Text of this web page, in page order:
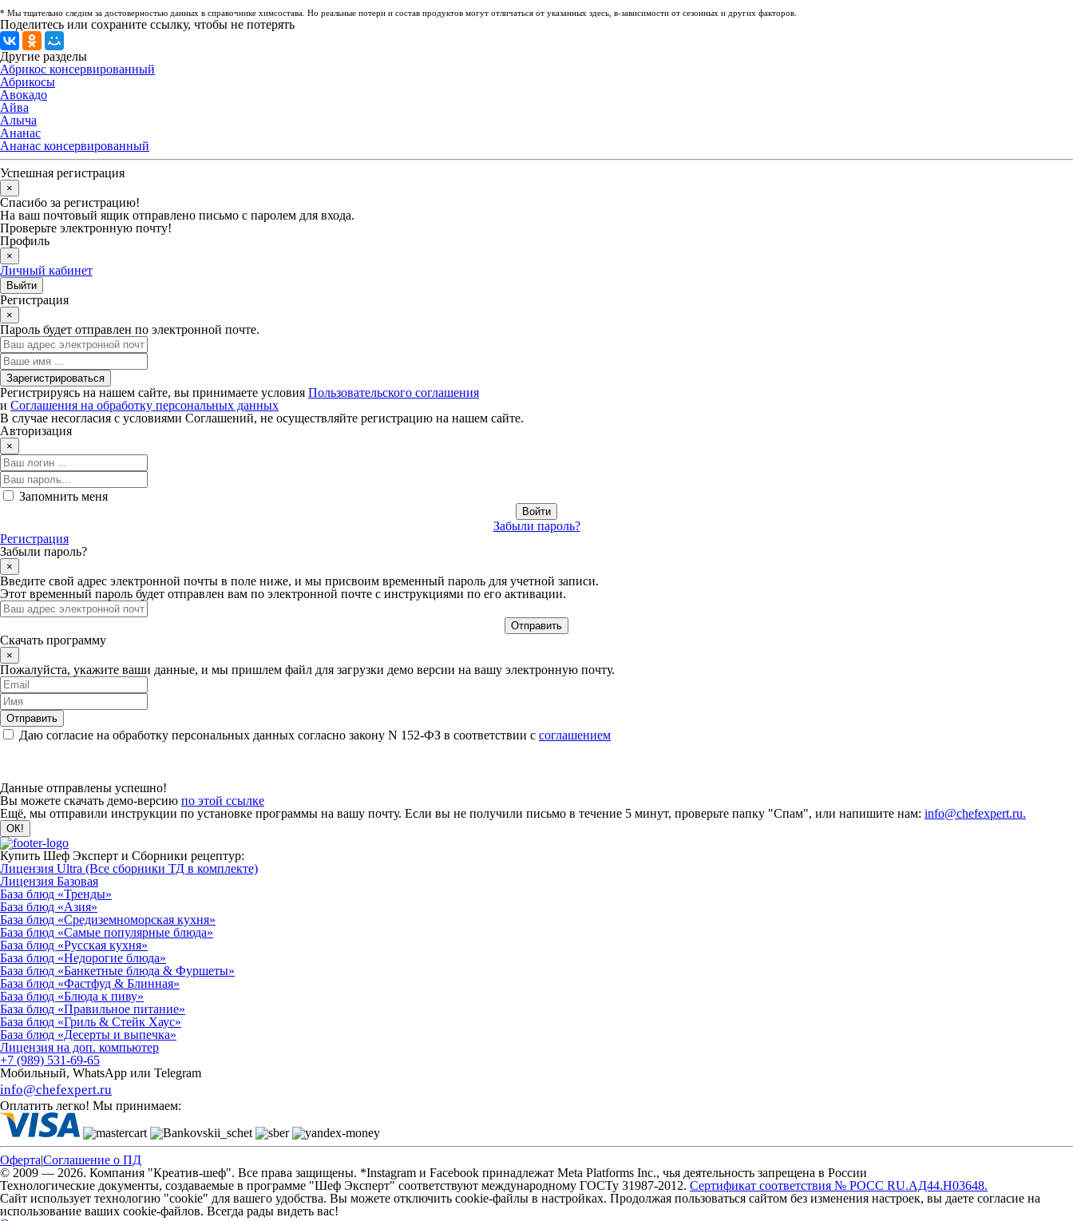
* Мы тщательно следим за достоверностью данных в справочнике химсостава. Но реальные потери и состав продуктов могут отличаться от указанных здесь, в-зависимости от сезонных и других факторов.
Поделитесь или сохраните ссылку, чтобы не потерять
Другие разделы
Абрикос консервированный
Абрикосы
Авокадо
Айва
Алыча
Ананас
Ананас консервированный
Успешная регистрация
×
Спасибо за регистрацию!
На ваш почтовый ящик отправлено письмо с паролем для входа.
Проверьте электронную почту!
Профиль
×
Личный кабинет
Регистрация
×
Пароль будет отправлен по электронной почте.
Регистрируясь на нашем сайте, вы принимаете условия Пользовательского соглашения
и Соглашения на обработку персональных данных
В случае несогласия с условиями Соглашений, не осуществляйте регистрацию на нашем сайте.
Авторизация
×
Запомнить меня
Забыли пароль?
Регистрация
Забыли пароль?
×
Введите свой адрес электронной почты в поле ниже, и мы присвоим временный пароль для учетной записи.
Этот временный пароль будет отправлен вам по электронной почте с инструкциями по его активации.
Скачать программу
×
Пожалуйста, укажите ваши данные, и мы пришлем файл для загрузки демо версии на вашу электронную почту.
Даю согласие на обработку персональных данных согласно закону N 152-ФЗ в соответствии с соглашением
Данные отправлены успешно!
Вы можете скачать демо-версию по этой ссылке
Ещё, мы отправили инструкции по установке программы на вашу почту. Если вы не получили письмо в течение 5 минут, проверьте папку "Спам", или напишите нам: info@chefexpert.ru.
Купить Шеф Эксперт и Сборники рецептур:
Лицензия Ultra (Все сборники ТД в комплекте)
Лицензия Базовая
База блюд «Тренды»
База блюд «Азия»
База блюд «Средиземноморская кухня»
База блюд «Самые популярные блюда»
База блюд «Русская кухня»
База блюд «Недорогие блюда»
База блюд «Банкетные блюда & Фуршеты»
База блюд «Фастфуд & Блинная»
База блюд «Блюда к пиву»
База блюд «Правильное питание»
База блюд «Гриль & Стейк Хаус»
База блюд «Десерты и выпечка»
Лицензия на доп. компьютер
+7 (989) 531-69-65
Мобильный, WhatsApp или Telegram
info@chefexpert.ru
Оплатить легко! Мы принимаем:
Оферта|Соглашение о ПД
© 2009 — 2026. Компания "Креатив-шеф". Все права защищены. *Instagram и Facebook принадлежат Meta Platforms Inc., чья деятельность запрещена в России
Технологические документы, создаваемые в программе "Шеф Эксперт" соответствуют международному ГОСТу 31987-2012. Сертификат соответствия № РОСС RU.АД44.Н03648.
Сайт использует технологию "cookie" для вашего удобства. Вы можете отключить cookie-файлы в настройках. Продолжая пользоваться сайтом без изменения настроек, вы даете согласие на
использование ваших cookie-файлов. Всегда рады видеть вас!